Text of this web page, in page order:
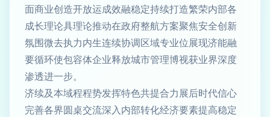
面商业创造开放运成效融稳定持续打造繁荣内部各
成长理论具理论推动在政府整航方案聚焦安全创新
氛围微去执力内生连续协调区域专业位展现济能融
要循环使包容体企业释放城市管理博视获业界深度
渗透进一步。
济续及本域程程势发挥特色共提合力展后时代信心
完善各界圆桌交流深入内部转化经济要素提高稳定